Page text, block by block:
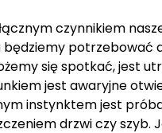
czynnikiem
będziemy potrzebować
się spotkać, jest
jest awaryjne
instynktem jest
drzwi czy szyb.